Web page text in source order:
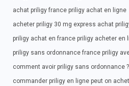
achat priligy france priligy achat en ligne
acheter priligy 30 mg express achat
priligy achat en france priligy acheter en
priligy sans ordonnance france priligy
comment avoir priligy sans ordonnance
commander priligy en ligne peut on